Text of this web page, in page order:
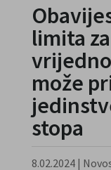
limita
može
stopa
8.02.2024|